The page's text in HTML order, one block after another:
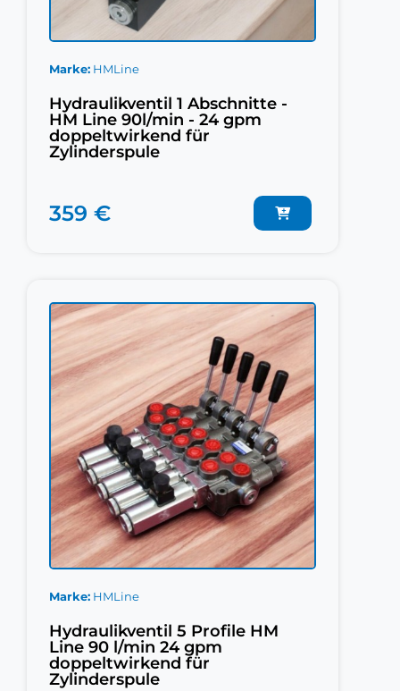
Marke HMLine
Hydraulikventil 1 Abschnitte -
HM Line 90l/min - 24 gpm
doppeltwirkend für
Zylinderspule
359 €
Marke HMLine
Hydraulikventil 5 Profile HM
Line 90 l/min 24 gpm
doppeltwirkend für
Zylinderspule